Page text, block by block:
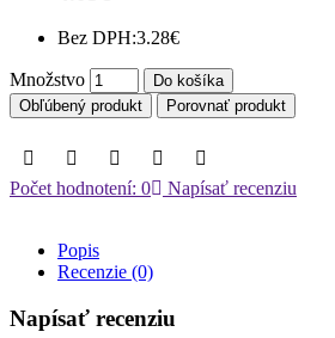
Bez DPH:3.28€
Množstvo
Do košíka
Obľúbený produkt
Porovnať produkt
Počet hodnotení: 0 Napísať recenziu
Popis
Recenzie (0)
Napísať recenziu